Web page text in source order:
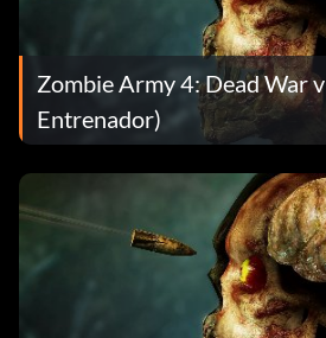
Zombie Army 4: Dead War
Entrenador)